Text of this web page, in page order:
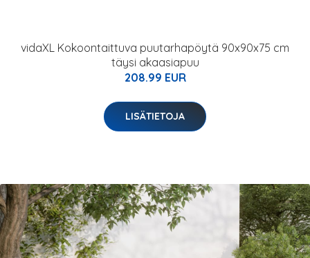
vidaXL Kokoontaittuva puutarhapöytä 90x90x75 cm
täysi akaasiapuu
208.99 EUR
LISÄTIETOJA